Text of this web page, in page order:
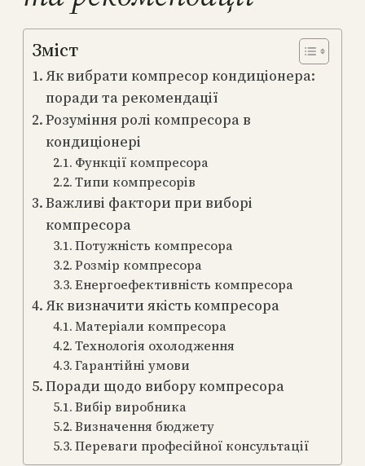
Зміст
Як вибрати компресор кондиціонера:
поради та рекомендації
Розуміння ролі компресора в
кондиціонері
Функції компресора
Типи компресорів
Важливі фактори при виборі
компресора
Потужність компресора
Розмір компресора
Енергоефективність компресора
Як визначити якість компресора
Матеріали компресора
Технологія охолодження
Гарантійні умови
Поради щодо вибору компресора
Вибір виробника
Визначення бюджету
Переваги професійної консультації